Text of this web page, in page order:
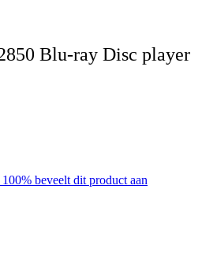
Blu-ray Disc player
100% beveelt dit product aan